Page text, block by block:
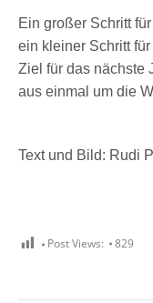
Ein großer Schritt
ein kleiner Schritt
Ziel für das nächste
aus einmal um die
Text und Bild: Rudi
Post Views: 829